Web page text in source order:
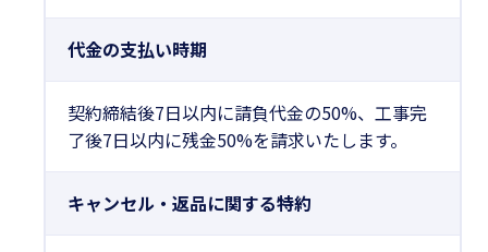
代金の支払い時期
契約締結後7日以内に請負代金の50%、工事完
了後7日以内に残金50%を請求いたします。
キャンセル・返品に関する特約